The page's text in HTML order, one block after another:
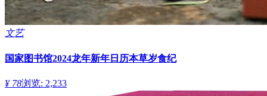
文艺
国家图书馆2024龙年新年日历本草岁食纪
¥ 78浏览: 2,233